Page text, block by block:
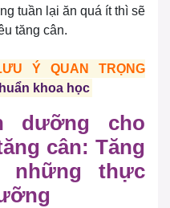
tuần lại ăn quá ít thì sẽ
tăng cân.
Ý QUAN TRỌNG
khoa học
dưỡng cho
cân: Tăng
những thực